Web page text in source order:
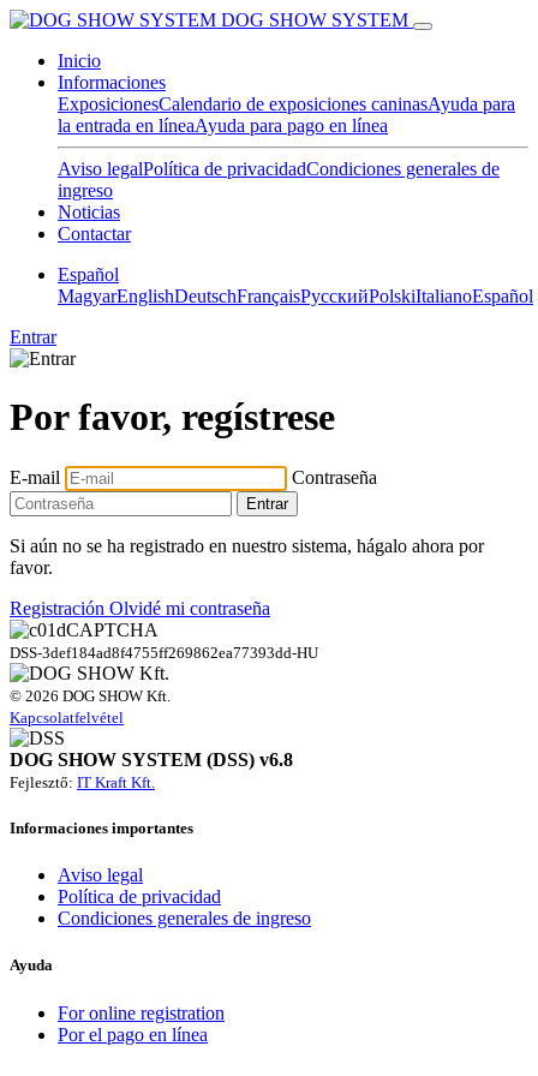
DOG SHOW SYSTEM
Inicio
Informaciones
ExposicionesCalendario de exposiciones caninasAyuda para
la entrada en líneaAyuda para pago en línea
Aviso legalPolítica de privacidadCondiciones generales de
ingreso
Noticias
Contactar
Español
MagyarEnglishDeutschFrançaisPусскийPolskiItalianoEspañol
Entrar
Por favor, regístrese
E-mail Contraseña
Si aún no se ha registrado en nuestro sistema, hágalo ahora por
favor.
Registración Olvidé mi contraseña
DSS-3def184ad8f4755ff269862ea77393dd-HU
© 2026 DOG SHOW Kft.
Kapcsolatfelvétel
DOG SHOW SYSTEM (DSS) v6.8
Fejlesztő: IT Kraft Kft.
Informaciones importantes
Aviso legal
Política de privacidad
Condiciones generales de ingreso
Ayuda
For online registration
Por el pago en línea